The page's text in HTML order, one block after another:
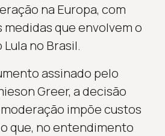
na Europa, com
medidas que envolvem o
Lula no Brasil.
assinado pelo
Greer, a decisão
impõe custos
que, no entendimento